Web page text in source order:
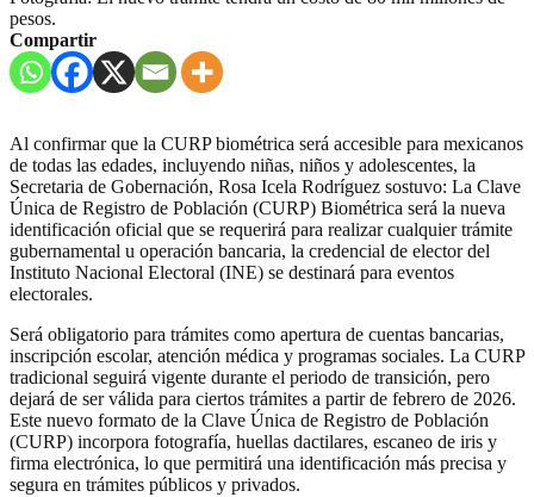
pesos.
Compartir
Al confirmar que la CURP biométrica será accesible para mexicanos
de todas las edades, incluyendo niñas, niños y adolescentes, la
Secretaria de Gobernación, Rosa Icela Rodríguez sostuvo: La Clave
Única de Registro de Población (CURP) Biométrica será la nueva
identificación oficial que se requerirá para realizar cualquier trámite
gubernamental u operación bancaria, la credencial de elector del
Instituto Nacional Electoral (INE) se destinará para eventos
electorales.
Será obligatorio para trámites como apertura de cuentas bancarias,
inscripción escolar, atención médica y programas sociales. La CURP
tradicional seguirá vigente durante el periodo de transición, pero
dejará de ser válida para ciertos trámites a partir de febrero de 2026.
Este nuevo formato de la Clave Única de Registro de Población
(CURP) incorpora fotografía, huellas dactilares, escaneo de iris y
firma electrónica, lo que permitirá una identificación más precisa y
segura en trámites públicos y privados.